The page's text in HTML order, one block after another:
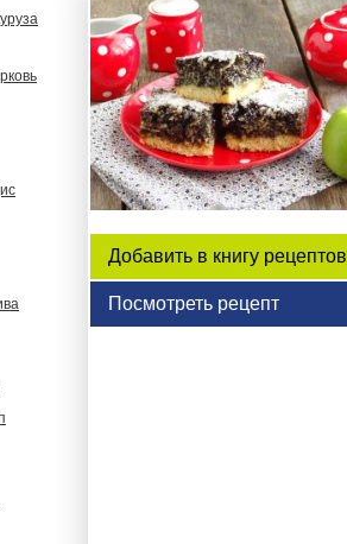
Добавить в книгу рецептов
Посмотреть рецепт